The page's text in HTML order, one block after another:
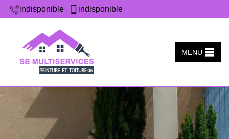
indisponible indisponible
MENU